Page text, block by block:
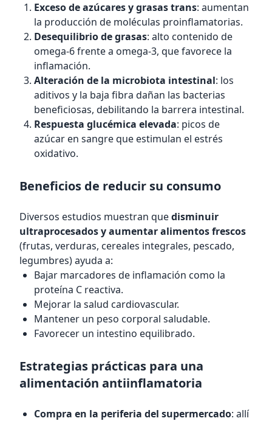
Exceso de azúcares y grasas trans: aumentan
la producción de moléculas proinflamatorias.
Desequilibrio de grasas: alto contenido de
omega-6 frente a omega-3, que favorece la
inflamación.
Alteración de la microbiota intestinal: los
aditivos y la baja fibra dañan las bacterias
beneficiosas, debilitando la barrera intestinal.
Respuesta glucémica elevada: picos de
azúcar en sangre que estimulan el estrés
oxidativo.
Beneficios de reducir su consumo
Diversos estudios muestran quedisminuir
ultraprocesados y aumentar alimentos frescos
(frutas, verduras, cereales integrales, pescado,
legumbres) ayuda a:
Bajar marcadores de inflamación como la
proteína C reactiva.
Mejorar la salud cardiovascular.
Mantener un peso corporal saludable.
Favorecer un intestino equilibrado.
Estrategias prácticas para una
alimentación antiinflamatoria
Compra en la periferia del supermercado: allí